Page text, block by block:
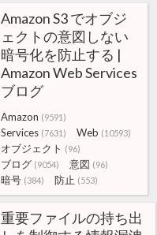
Amazon S3 でオブジ
ェクトの意図しない
暗号化を防止する |
Amazon Web Services
ブログ
Amazon (9591)
Services (7631) Web (10593)
オブジェクト (96)
ブログ (9054) 意図 (96)
暗号 (384) 防止 (553)
重要ファイルの持ち出